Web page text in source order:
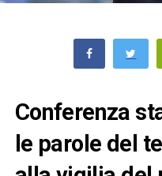
Conferenza
le parole del